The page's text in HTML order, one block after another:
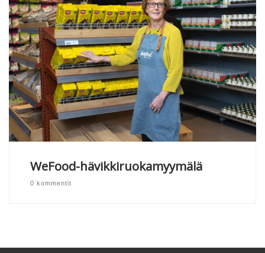
WeFood-hävikkiruokamyymälä
0 kommentit